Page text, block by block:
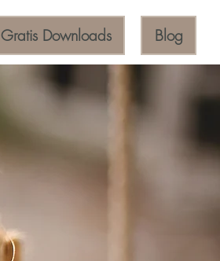
Gratis Downloads Blog